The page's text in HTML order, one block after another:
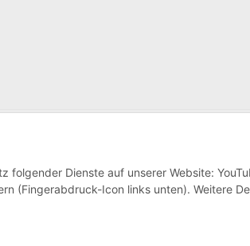
folgender Dienste auf unserer Website:
(Fingerabdruck-Icon links unten). Weitere